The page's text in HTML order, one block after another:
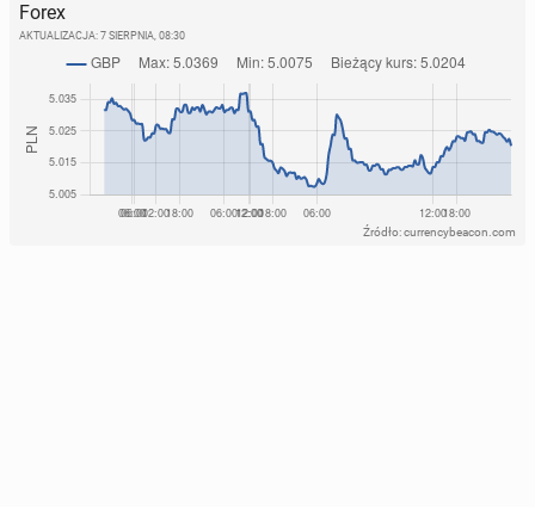
Forex
AKTUALIZACJA: 7 SIERPNIA, 08:30
Źródło: currencybeacon.com